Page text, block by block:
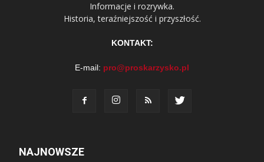
Informacje i rozrywka.
Historia, teraźniejszość i przyszłość.
KONTAKT:
E-mail: pro@proskarzysko.pl
NAJNOWSZE